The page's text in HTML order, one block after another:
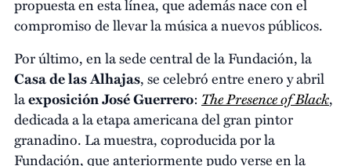
propuesta en esta línea, que además nace con el
compromiso de llevar la música a nuevos públicos.
Por último, en la sede central de la Fundación, la
Casa de las Alhajas, se celebró entre enero y abril
laexposición José Guerrero: The Presence of Black,
dedicada a la etapa americana del gran pintor
granadino. La muestra, coproducida por la
Fundación, que anteriormente pudo verse en la